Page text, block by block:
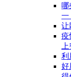
哪
一
让
疫
利
好